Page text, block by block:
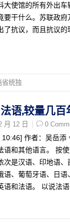
大使馆的所有外出
要干什么。苏联政府
了抗议，而且抗议的
省统独
语,较量几百
月 12 日 0
作者：吴岳添
语和其他语言。 按
是汉语、印地语、
语、葡萄牙语、日语
语和法语。 以说法